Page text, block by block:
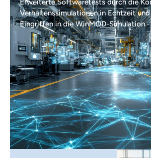
Erweiterte Softwaretests durch die
Verhaltenssimulationen in Echtzeit und
Eingriffen in die WinMOD-Simulation.